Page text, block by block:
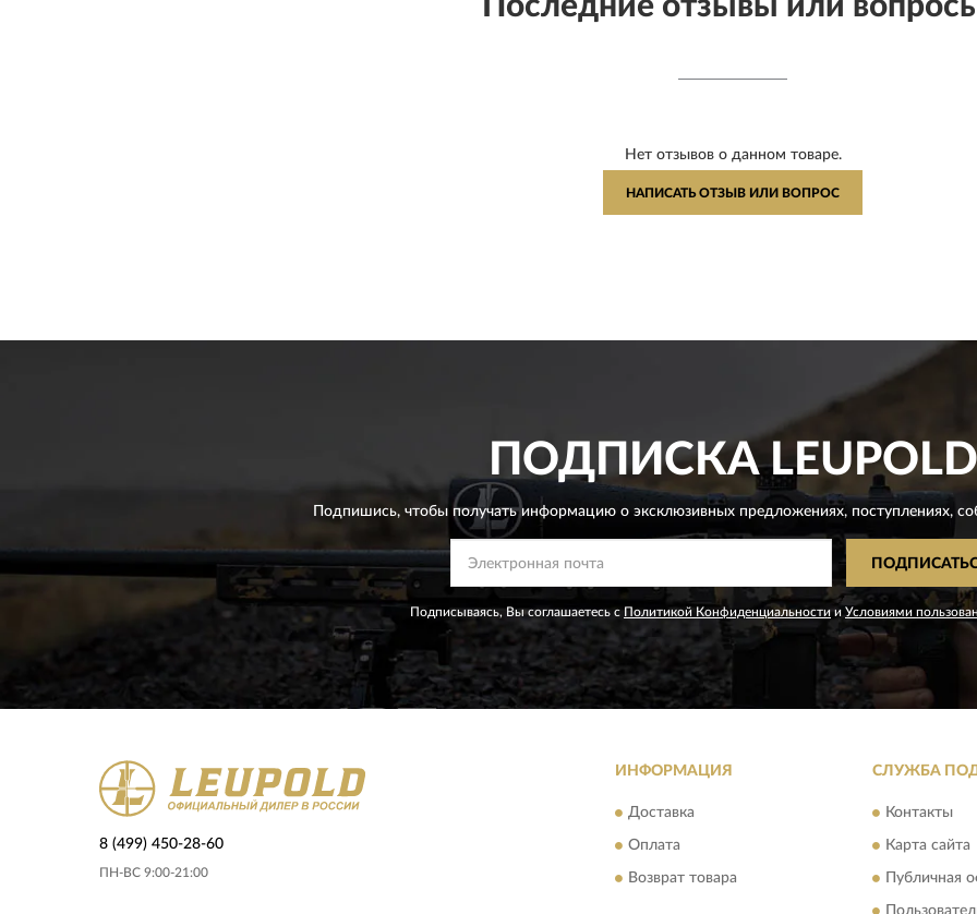
Последние отзывы или
Нет отзывов о данном товаре.
НАПИСАТЬ ОТЗЫВ ИЛИ ВОПРОС
ПОДПИСКАLEUPOLD
Подпишись, чтобы получать информацию о эксклюзивных предложениях,поступлениях,
Подписываясь, Вы соглашаетесь с Политикой Конфиденциальности и Условиями
8 (499) 450-28-60
ПН-ВС 9:00-21:00
ИНФОРМАЦИЯ
Доставка
Оплата
Возврат товара
СЛУЖБА
Контакты
Карта сайта
Публичная